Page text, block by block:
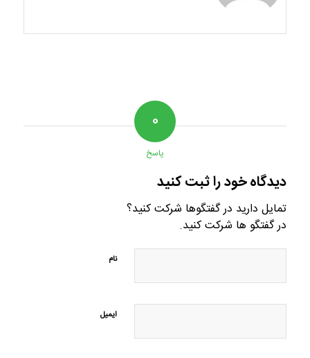
۰
پاسخ
دیدگاه خود را ثبت کنید
تمایل دارید در گفتگوها شرکت کنید؟
در گفتگو ها شرکت کنید.
نام
ایمیل